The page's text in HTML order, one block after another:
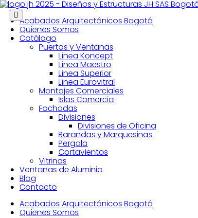
Puerta Ventana
Skip
contentAcabados Arquitectónicos Bogotá
Quienes Somos
Catálogo
Puertas y Ventanas
Línea Koncept
Línea Maestro
Línea Superior
Línea Eurovitral
Montajes Comerciales
Islas Comercia
Fachadas
Divisiones
Divisiones de Oficina
Barandas y Marquesinas
Pergola
Cortavientos
Vitrinas
Ventanas de Aluminio
Blog
Contacto
Acabados Arquitectónicos Bogotá
Quienes Somos